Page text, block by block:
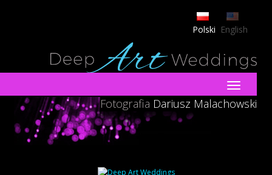
Fotografia Dariusz Malachowski
Toggle
Polski English